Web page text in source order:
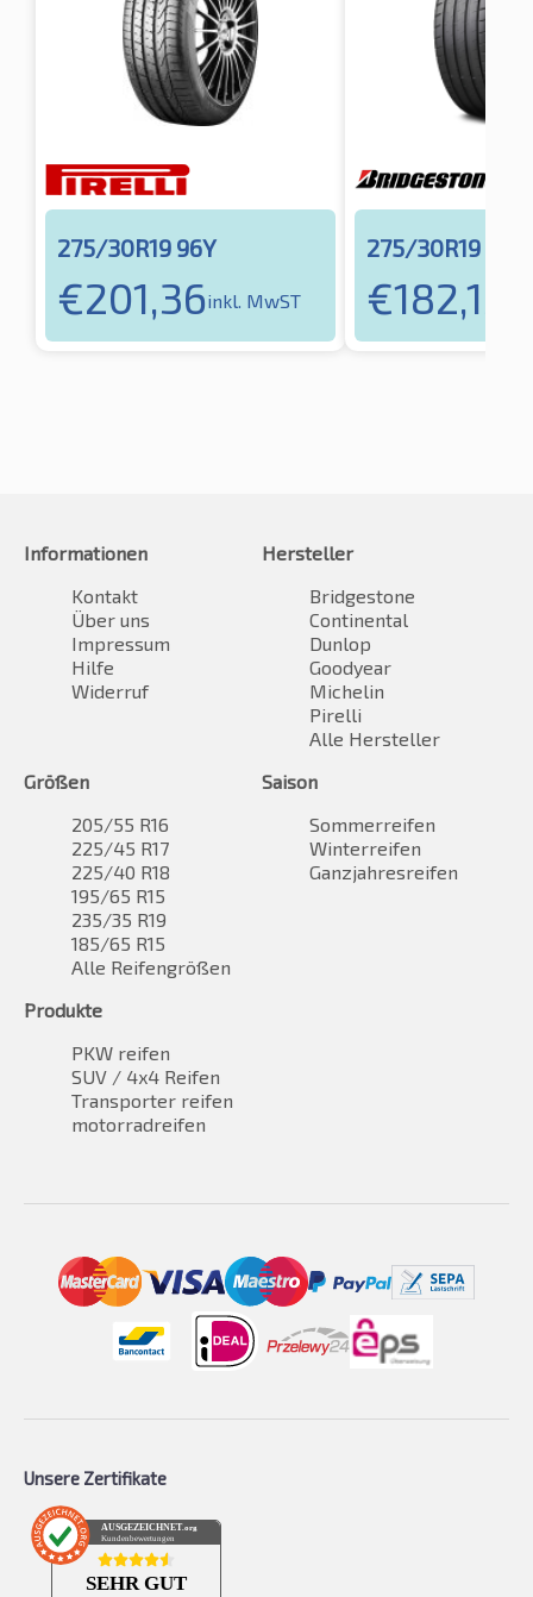
275/30R19 96Y
€201,36inkl. MwST
275/30R19 96Y
€182,13
Informationen
Kontakt
Über uns
Impressum
Hilfe
Widerruf
Hersteller
Bridgestone
Continental
Dunlop
Goodyear
Michelin
Pirelli
Alle Hersteller
Größen
205/55 R16
225/45 R17
225/40 R18
195/65 R15
235/35 R19
185/65 R15
Alle Reifengrößen
Saison
Sommerreifen
Winterreifen
Ganzjahresreifen
Produkte
PKW reifen
SUV / 4x4 Reifen
Transporter reifen
motorradreifen
Unsere Zertifikate
AUSGEZEICHNET .org
Kundenbewertungen
SEHR GUT